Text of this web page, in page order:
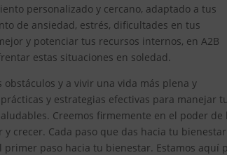
personalizado y cercano, adaptado a tus
de ansiedad, estrés, dificultades en tus
y potenciar tus recursos internos, en A2B
estas situaciones en soledad.
y a vivir una vida más plena y
y estrategias efectivas para manejar
Creemos firmemente en el poder de
crecer. Cada paso que das hacia tu
paso hacia tu bienestar. Estamos aquí